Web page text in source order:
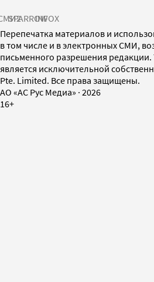
SPARROWINFOX
Перепечатка материалов и
в том числе и в электронных СМИ,
письменного разрешения
является исключительной
Pte. Limited. Все права защищены.
AO «АС Рус Медиа» · 2026
16+